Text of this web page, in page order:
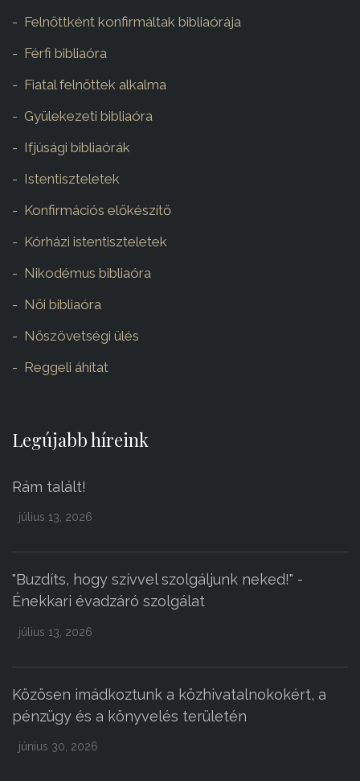
Felnőttként konfirmáltak bibliaórája
Férfi bibliaóra
Fiatal felnőttek alkalma
Gyülekezeti bibliaóra
Ifjúsági bibliaórák
Istentiszteletek
Konfirmációs előkészítő
Kórházi istentiszteletek
Nikodémus bibliaóra
Női bibliaóra
Nőszövetségi ülés
Reggeli áhítat
Legújabb híreink
Rám talált!
július 13, 2026
"Buzdíts, hogy szívvel szolgáljunk neked!" -
Énekkari évadzáró szolgálat
július 13, 2026
Közösen imádkoztunk a közhivatalnokokért, a
pénzügy és a könyvelés területén
június 30, 2026